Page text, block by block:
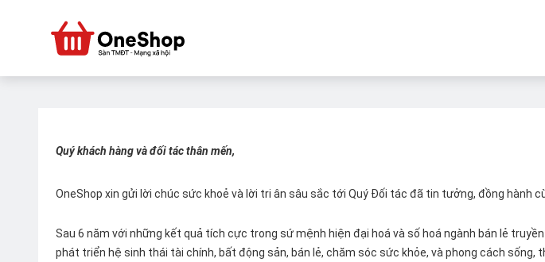
Quý khách hàng và đối tác thân mến,
OneShop xin gửi lời chúc sức khoẻ và lời tri ân sâu sắc tới Quý Đối tác đã tin tưởng, đồng hành
Sau 6 năm với những kết quả tích cực trong sứ mệnh hiện đại hoá và số hoá ngành bán lẻ
phát triển hệ sinh thái tài chính, bất động sản, bán lẻ, chăm sóc sức khỏe, và phong cách sống,